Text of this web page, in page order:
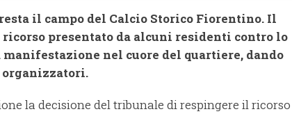
il campo del Calcio Storico Fiorentino. Il
presentato da alcuni residenti contro lo
nel cuore del quartiere, dando
organizzatori.
la decisione del tribunale di respingere il ricorso